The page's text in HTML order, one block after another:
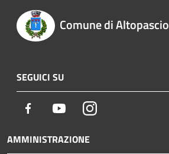
Comune di Altopascio
SEGUICI SU
Facebook YoutubeInstagram
AMMINISTRAZIONE